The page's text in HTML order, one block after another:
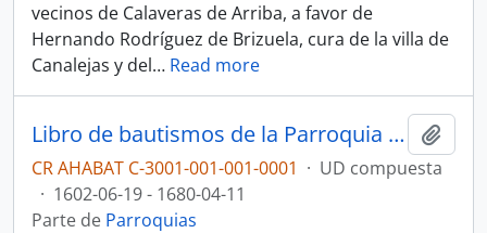
vecinos de Calaveras de Arriba, a favor de
Hernando Rodríguez de Brizuela, cura de la villa de
Canalejas y del… Read more
Libro de bautismos de la Parroquia Nuestra Señora del Carmen, Cartago, n° 1 (1602-1680)
CR AHABAT C-3001-001-001-0001 · UD compuesta
· 1602-06-19 - 1680-04-11
Parte de Parroquias